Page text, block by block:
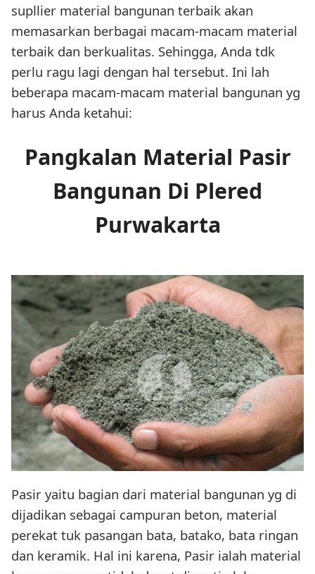
supllier material bangunan terbaik akan
memasarkan berbagai macam-macam material
terbaik dan berkualitas. Sehingga, Anda tdk
perlu ragu lagi dengan hal tersebut. Ini lah
beberapa macam-macam material bangunan yg
harus Anda ketahui:
Pangkalan Material Pasir
Bangunan Di Plered
Purwakarta
Pasir yaitu bagian dari material bangunan yg di
dijadikan sebagai campuran beton, material
perekat tuk pasangan bata, batako, bata ringan
dan keramik. Hal ini karena, Pasir ialah material